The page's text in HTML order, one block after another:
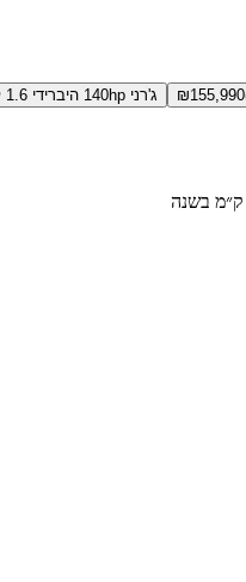
₪155,990 ג'רני 140hp היברידי 1.6 ליטר (דור 3)